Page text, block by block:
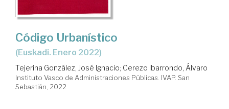
Código Urbanístico
(Euskadi. Enero 2022)
Tejerina González, José Ignacio; Cerezo Ibarrondo, Álvaro
Instituto Vasco de Administraciones Públicas. IVAP. San
Sebastián, 2022